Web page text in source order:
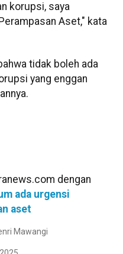
korupsi, saya
Aset," kata
tidak boleh ada
yang enggan
dengan
ada urgensi
aset
Mawangi